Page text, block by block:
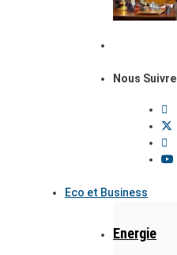
Nous Suivre
Eco et Business
Energie